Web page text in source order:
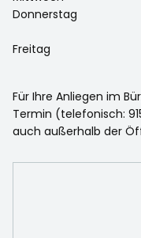
Donnerstag
Freitag
Für Ihre Anliegen im
Termin (telefonisch:
auch außerhalb der